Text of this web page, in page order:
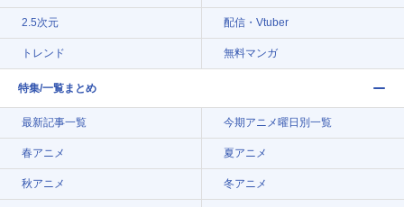
2.5次元 配信・Vtuber
トレンド 無料マンガ
特集/一覧まとめ
最新記事一覧 今期アニメ曜日別一覧
春アニメ 夏アニメ
秋アニメ 冬アニメ